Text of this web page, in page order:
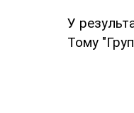
У
Тому